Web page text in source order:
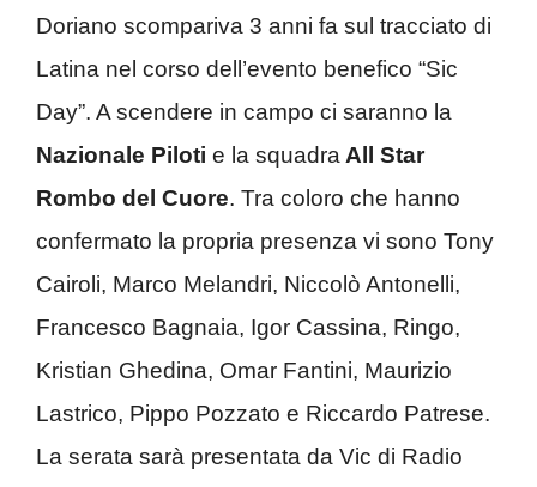
Doriano scompariva 3 anni fa sul tracciato di
Latina nel corso dell’evento benefico “Sic
Day”. A scendere in campo ci saranno la
Nazionale Piloti e la squadra All Star
Rombo del Cuore. Tra coloro che hanno
confermato la propria presenza vi sono Tony
Cairoli, Marco Melandri, Niccolò Antonelli,
Francesco Bagnaia, Igor Cassina, Ringo,
Kristian Ghedina, Omar Fantini, Maurizio
Lastrico, Pippo Pozzato e Riccardo Patrese.
La serata sarà presentata da Vic di Radio